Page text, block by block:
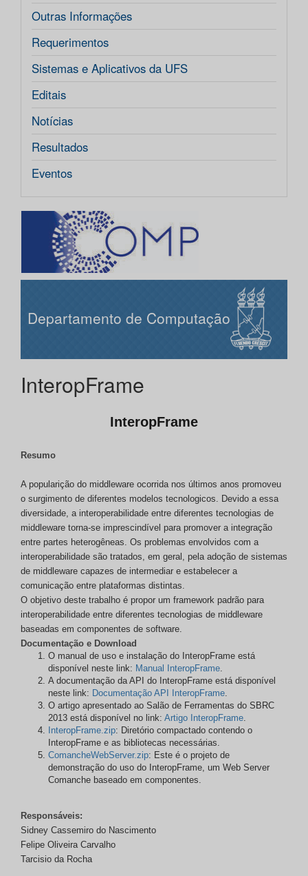
Outras Informações
Requerimentos
Sistemas e Aplicativos da UFS
Editais
Notícias
Resultados
Eventos
Departamento de Computação
InteropFrame
InteropFrame
Resumo
A popularição do middleware ocorrida nos últimos anos promoveu
o surgimento de diferentes modelos tecnologicos. Devido a essa
diversidade, a interoperabilidade entre diferentes tecnologias de
middleware torna-se imprescindível para promover a integração
entre partes heterogêneas. Os problemas envolvidos com a
interoperabilidade são tratados, em geral, pela adoção de sistemas
de middleware capazes de intermediar e estabelecer a
comunicação entre plataformas distintas.
O objetivo deste trabalho é propor um framework padrão para
interoperabilidade entre diferentes tecnologias de middleware
baseadas em componentes de software.
Documentação e Download
O manual de uso e instalação do InteropFrame está
disponível neste link: Manual InteropFrame.
A documentação da API do InteropFrame está disponível
neste link: Documentação API InteropFrame.
O artigo apresentado ao Salão de Ferramentas do SBRC
2013 está disponível no link: Artigo InteropFrame.
InteropFrame.zip: Diretório compactado contendo o
InteropFrame e as bibliotecas necessárias.
ComancheWebServer.zip: Este é o projeto de
demonstração do uso do InteropFrame, um Web Server
Comanche baseado em componentes.
Responsáveis:
Sidney Cassemiro do Nascimento
Felipe Oliveira Carvalho
Tarcisio da Rocha